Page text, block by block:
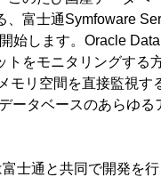
、富士通Symfoware
始します。Oracle
をモニタリングする
モリ空間を直接監視す
ータベースのあらゆる
士通と共同で開発を